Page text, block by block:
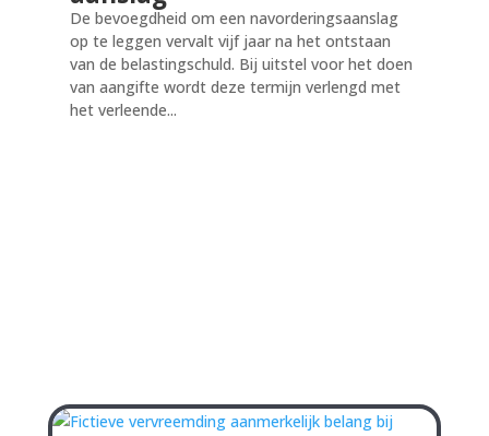
De bevoegdheid om een navorderingsaanslag
op te leggen vervalt vijf jaar na het ontstaan
van de belastingschuld. Bij uitstel voor het doen
van aangifte wordt deze termijn verlengd met
het verleende...